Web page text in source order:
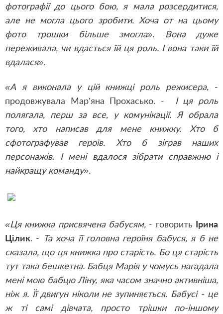
фотографії до цього бою, я мала розсердитися,
але не могла цього зробити. Хоча от на цьому
фото трошки більше змогла». Вона дуже
переживала, чи вдасться їй ця роль. І вона таки їй
вдалася».
«А я виконала у цій книжці роль режисера, -
продовжувала Мар’яна Прохасько. -
І ця роль
полягала, перш за все, у комунікації. Я обрала
того, хто написав для мене книжку. Хто б
сфотографував героїв. Хто б зіграв наших
персонажів. І мені вдалося зібрати справжню і
найкращу команду».
«Ця книжка присвячена бабусям, - говорить Ірина
Цілик. - Та хоча її головна героїня бабуся, я б не
сказала, що ця книжка про старість. Бо ця старість
тут така бешкетна. Бабця Марія у чомусь нагадала
мені мою бабцю Ліну, яка часом значно активніша,
ніж я. Її двигун ніколи не зупиняється. Бабусі - це
ж ті самі дівчата, просто трішки по-іншому